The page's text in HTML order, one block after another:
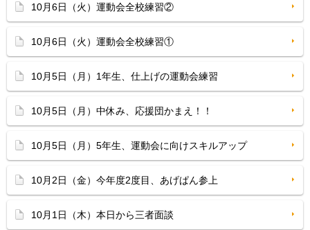
10月6日（火）運動会全校練習②
10月6日（火）運動会全校練習①
10月5日（月）1年生、仕上げの運動会練習
10月5日（月）中休み、応援団かまえ！！
10月5日（月）5年生、運動会に向けスキルアップ
10月2日（金）今年度2度目、あげぱん参上
10月1日（木）本日から三者面談